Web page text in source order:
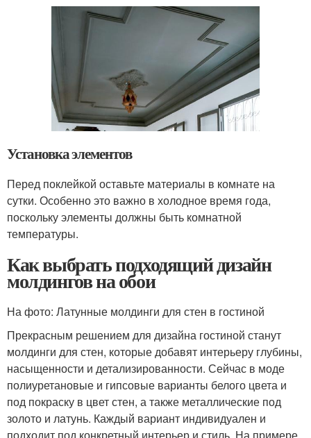
Установка элементов
Перед поклейкой оставьте материалы в комнате на
сутки. Особенно это важно в холодное время года,
поскольку элементы должны быть комнатной
температуры.
Как выбрать подходящий дизайн
молдингов на обои
На фото: Латунные молдинги для стен в гостиной
Прекрасным решением для дизайна гостиной станут
молдинги для стен, которые добавят интерьеру глубины,
насыщенности и детализированности. Сейчас в моде
полиуретановые и гипсовые варианты белого цвета и
под покраску в цвет стен, а также металлические под
золото и латунь. Каждый вариант индивидуален и